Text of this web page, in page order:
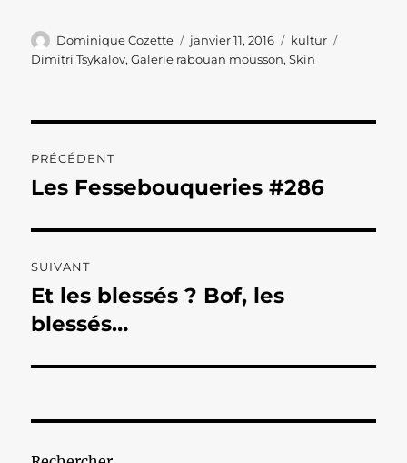
Auteur
Dominique Cozette
Publié
le
janvier 11, 2016 Catégories
kultur
Dimitri Tsykalov,Galerie rabouan mousson,Skin
de
PRÉCÉDENT
Publication
Les Fessebouqueries #286
SUIVANT
Publication
suivante :
Et les blessés ? Bof, les
blessés…